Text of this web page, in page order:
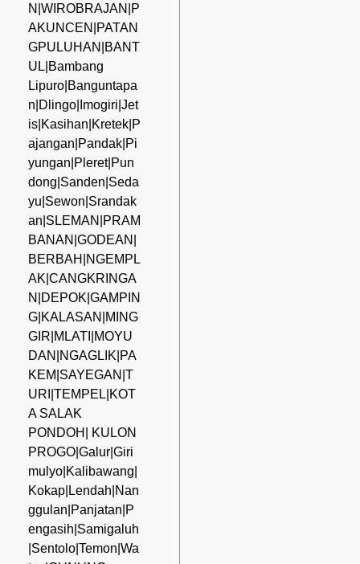
N|WIROBRAJAN|P
AKUNCEN|PATAN
GPULUHAN|BANT
UL|Bambang
Lipuro|Banguntapa
n|Dlingo|Imogiri|Jet
is|Kasihan|Kretek|P
ajangan|Pandak|Pi
yungan|Pleret|Pun
dong|Sanden|Seda
yu|Sewon|Srandak
an|SLEMAN|PRAM
BANAN|GODEAN|
BERBAH|NGEMPL
AK|CANGKRINGA
N|DEPOK|GAMPIN
G|KALASAN|MING
GIR|MLATI|MOYU
DAN|NGAGLIK|PA
KEM|SAYEGAN|T
URI|TEMPEL|KOT
A SALAK
PONDOH| KULON
PROGO|Galur|Giri
mulyo|Kalibawang|
Kokap|Lendah|Nan
ggulan|Panjatan|P
engasih|Samigaluh
|Sentolo|Temon|Wa